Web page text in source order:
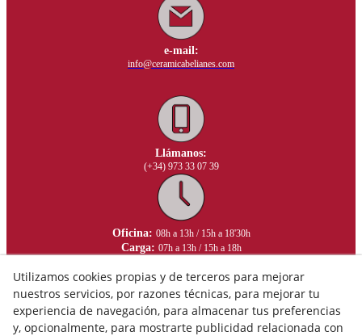
e-mail:
info@ceramicabelianes.com
Llámanos:
(+34) 973 33 07 39
Oficina: 08h a 13h / 15h a 18'30h
Carga: 07h a 13h / 15h a 18h
Utilizamos cookies propias y de terceros para mejorar
nuestros servicios, por razones técnicas, para mejorar tu
experiencia de navegación, para almacenar tus preferencias
y, opcionalmente, para mostrarte publicidad relacionada con